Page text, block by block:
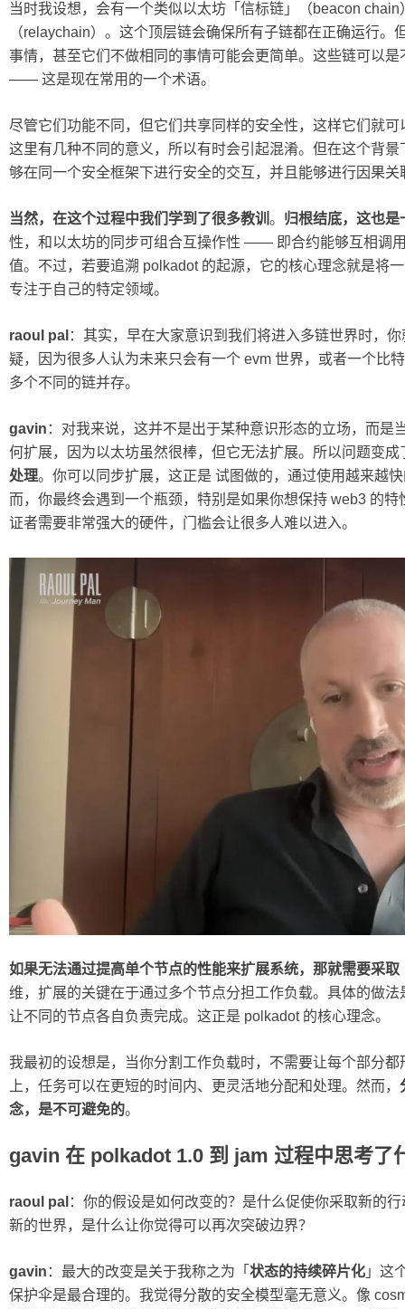
当时我设想，会有一个类似以太坊「信标链」（beacon
（relaychain）。这个顶层链会确保所有子链都在正确运行
事情，甚至它们不做相同的事情可能会更简单。这些链可以
—— 这是现在常用的一个术语。
尽管它们功能不同，但它们共享同样的安全性，这样它们就
这里有几种不同的意义，所以有时会引起混淆。但在这个背
够在同一个安全框架下进行安全的交互，并且能够进行因果关
当然，在这个过程中我们学到了很多教训 。 归根结底，这也是
性，和以太坊的同步可组合互操作性 —— 即合约能够互相调
值。不过，若要追溯 polkadot 的起源，它的核心理念就是将
专注于自己的特定领域。
raoul pal ：其实，早在大家意识到我们将进入多链世界时，
疑，因为很多人认为未来只会有一个 evm 世界，或者一个比
多个不同的链并存。
gavin ：对我来说，这并不是出于某种意识形态的立场，而是
何扩展，因为以太坊虽然很棒，但它无法扩展。所以问题变成
处理。你可以同步扩展，这正是 试图做的，通过使用越来越
而，你最终会遇到一个瓶颈，特别是如果你想保持 web3 的
证者需要非常强大的硬件，门槛会让很多人难以进入。
如果无法通过提高单个节点的性能来扩展系统，那就需要采取
维，扩展的关键在于通过多个节点分担工作负载。具体的做
让不同的节点各自负责完成。这正是 polkadot 的核心理念。
我最初的设想是，当你分割工作负载时，不需要让每个部分
上，任务可以在更短的时间内、更灵活地分配和处理。然而，
念，是不可避免的。
gavin 在 polkadot 1.0 到 jam 过程中思考了
raoul pal ：你的假设是如何改变的？是什么促使你采取新的
新的世界，是什么让你觉得可以再次突破边界？
gavin ：最大的改变是关于我称之为「 状态的持续碎片化 」这
保护伞是最合理的。我觉得分散的安全模型毫无意义。像